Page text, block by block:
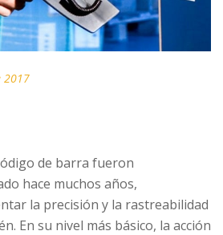
2017
de barra fueron
hace muchos años,
la precisión y la rastreabilidad
En su nivel más básico, la acción